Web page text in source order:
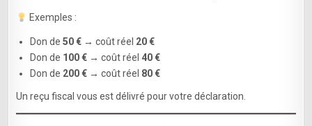
Exemples :
Don de50 € → coût réel 20 €
Don de 100 € → coût réel 40 €
Don de 200 € → coût réel 80 €
Un reçu fiscal vous est délivré pour votre déclaration.